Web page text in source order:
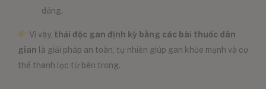
dáng.
Vì vậy, thải độc gan định kỳ bằng các bài thuốc dân
gian là giải pháp an toàn, tự nhiên giúp gan khỏe mạnh và cơ
thể thanh lọc từ bên trong.